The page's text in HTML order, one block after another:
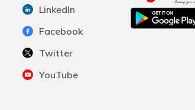
LinkedIn
Facebook
Twitter
YouTube